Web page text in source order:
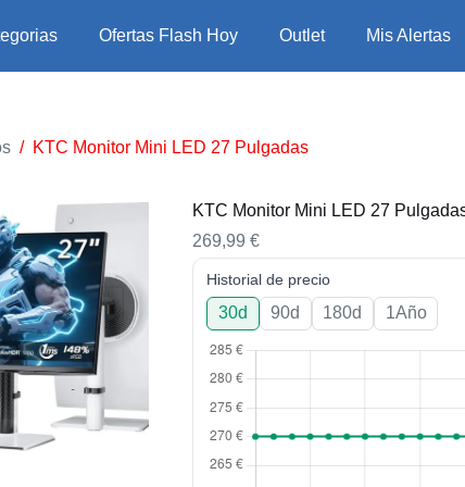
Ofertas Flash Hoy Outlet Mis Alertas
/ KTC Monitor Mini LED 27 Pulgadas
KTC Monitor Mini LED 27
269,99€
Historial de precio
30d 90d 180d 1Año